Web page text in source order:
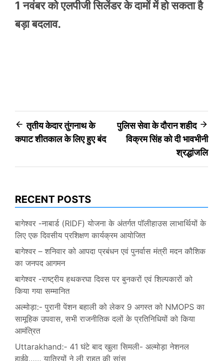
1 नवंबर को एलपीजी सिलेंडर के दामों में हो सकता है
बड़ा बदलाव.
Post
navigation
तृतीय केदार तुंगनाथ के
कपाट शीतकाल के लिए हुए बंद
पुलिस सेवा के दौरान शहीद
विक्रम सिंह को दी भावभीनी
श्रद्धांजलि
RECENT POSTS
बागेश्वर -नाबार्ड (RIDF) योजना के अंतर्गत पॉलीहाउस लाभार्थियों के
लिए एक दिवसीय प्रशिक्षण कार्यक्रम आयोजित
बागेश्वर – शनिवार को आपदा प्रबंधन एवं पुनर्वास मंत्री मदन कौशिक
का जनपद आगमन
बागेश्वर -राष्ट्रीय हथकरघा दिवस पर बुनकरों एवं शिल्पकारों को
किया गया सम्मानित
अल्मोड़ा:- पुरानी पेंशन बहाली को लेकर 9 अगस्त को NMOPS का
सामूहिक उपवास, सभी राजनीतिक दलों के प्रतिनिधियों को किया
आमंत्रित
Uttarakhand:- 41 घंटे बाद खुला सिमली- अल्मोड़ा नेशनल
हाईवे…… यात्रियों ने ली राहत की सांस